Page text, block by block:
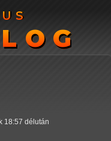
18:57 délután